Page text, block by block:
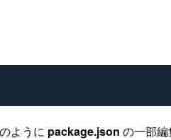
ように package.json の一部編